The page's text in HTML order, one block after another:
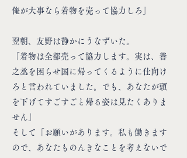
俺が大事なら着物を売って協力しろ」
翌朝、友野は静かにうなずいた。
「着物は全部売って協力します。実は、善
之丞を困らせ国に帰ってくるように仕向け
ろと言われていました。でも、あなたが頭
を下げてすごすごと帰る姿は見たくありま
せん」
そして「お願いがあります。私も働きます
ので、あなたものんきなことを考えないで